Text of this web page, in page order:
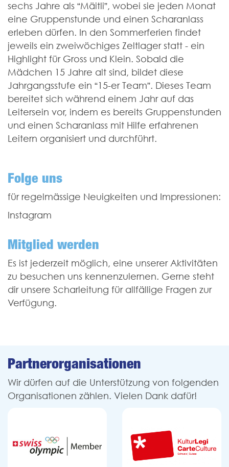
sechs Jahre als “Mäitli”, wobei sie jeden Monat
eine Gruppenstunde und einen Scharanlass
erleben dürfen. In den Sommerferien findet
jeweils ein zweiwöchiges Zeltlager statt - ein
Highlight für Gross und Klein. Sobald die
Mädchen 15 Jahre alt sind, bildet diese
Jahrgangsstufe ein “15-er Team”. Dieses Team
bereitet sich während einem Jahr auf das
Leitersein vor, indem es bereits Gruppenstunden
und einen Scharanlass mit Hilfe erfahrenen
Leitern organisiert und durchführt.
Folge uns
für regelmässige Neuigkeiten und Impressionen:
Instagram
Mitglied werden
Es ist jederzeit möglich, eine unserer Aktivitäten
zu besuchen uns kennen­zulernen. Gerne steht
dir unsere Scharleitung für allfällige Fragen zur
Verfügung.
Partner­organisationen
Wir dürfen auf die Unterstützung von folgenden
Organisationen zählen. Vielen Dank dafür!